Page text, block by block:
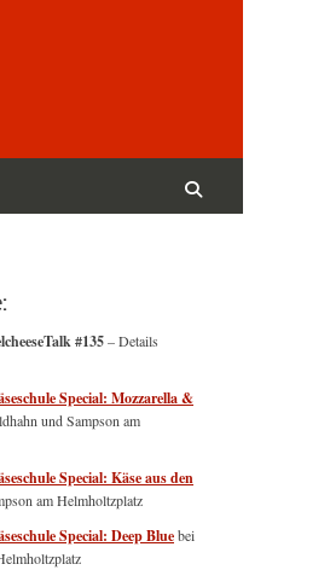
#135– Details
Special: Mozzarella &
und Sampson am
Special: Käse aus den
am Helmholtzplatz
Special: Deep Bluebei